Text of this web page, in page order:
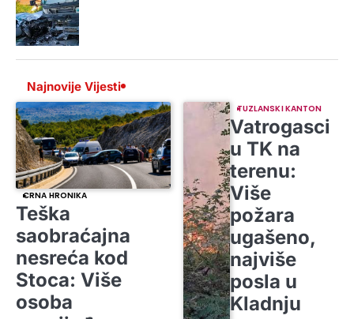
Najnovije Vijesti
CRNA HRONIKA
Teška
saobraćajna
nesreća kod
Stoca: Više
osoba
TUZLANSKI KANTON
Vatrogasci
u TK na
terenu:
Više
požara
ugašeno,
najviše
posla u
Kladnju